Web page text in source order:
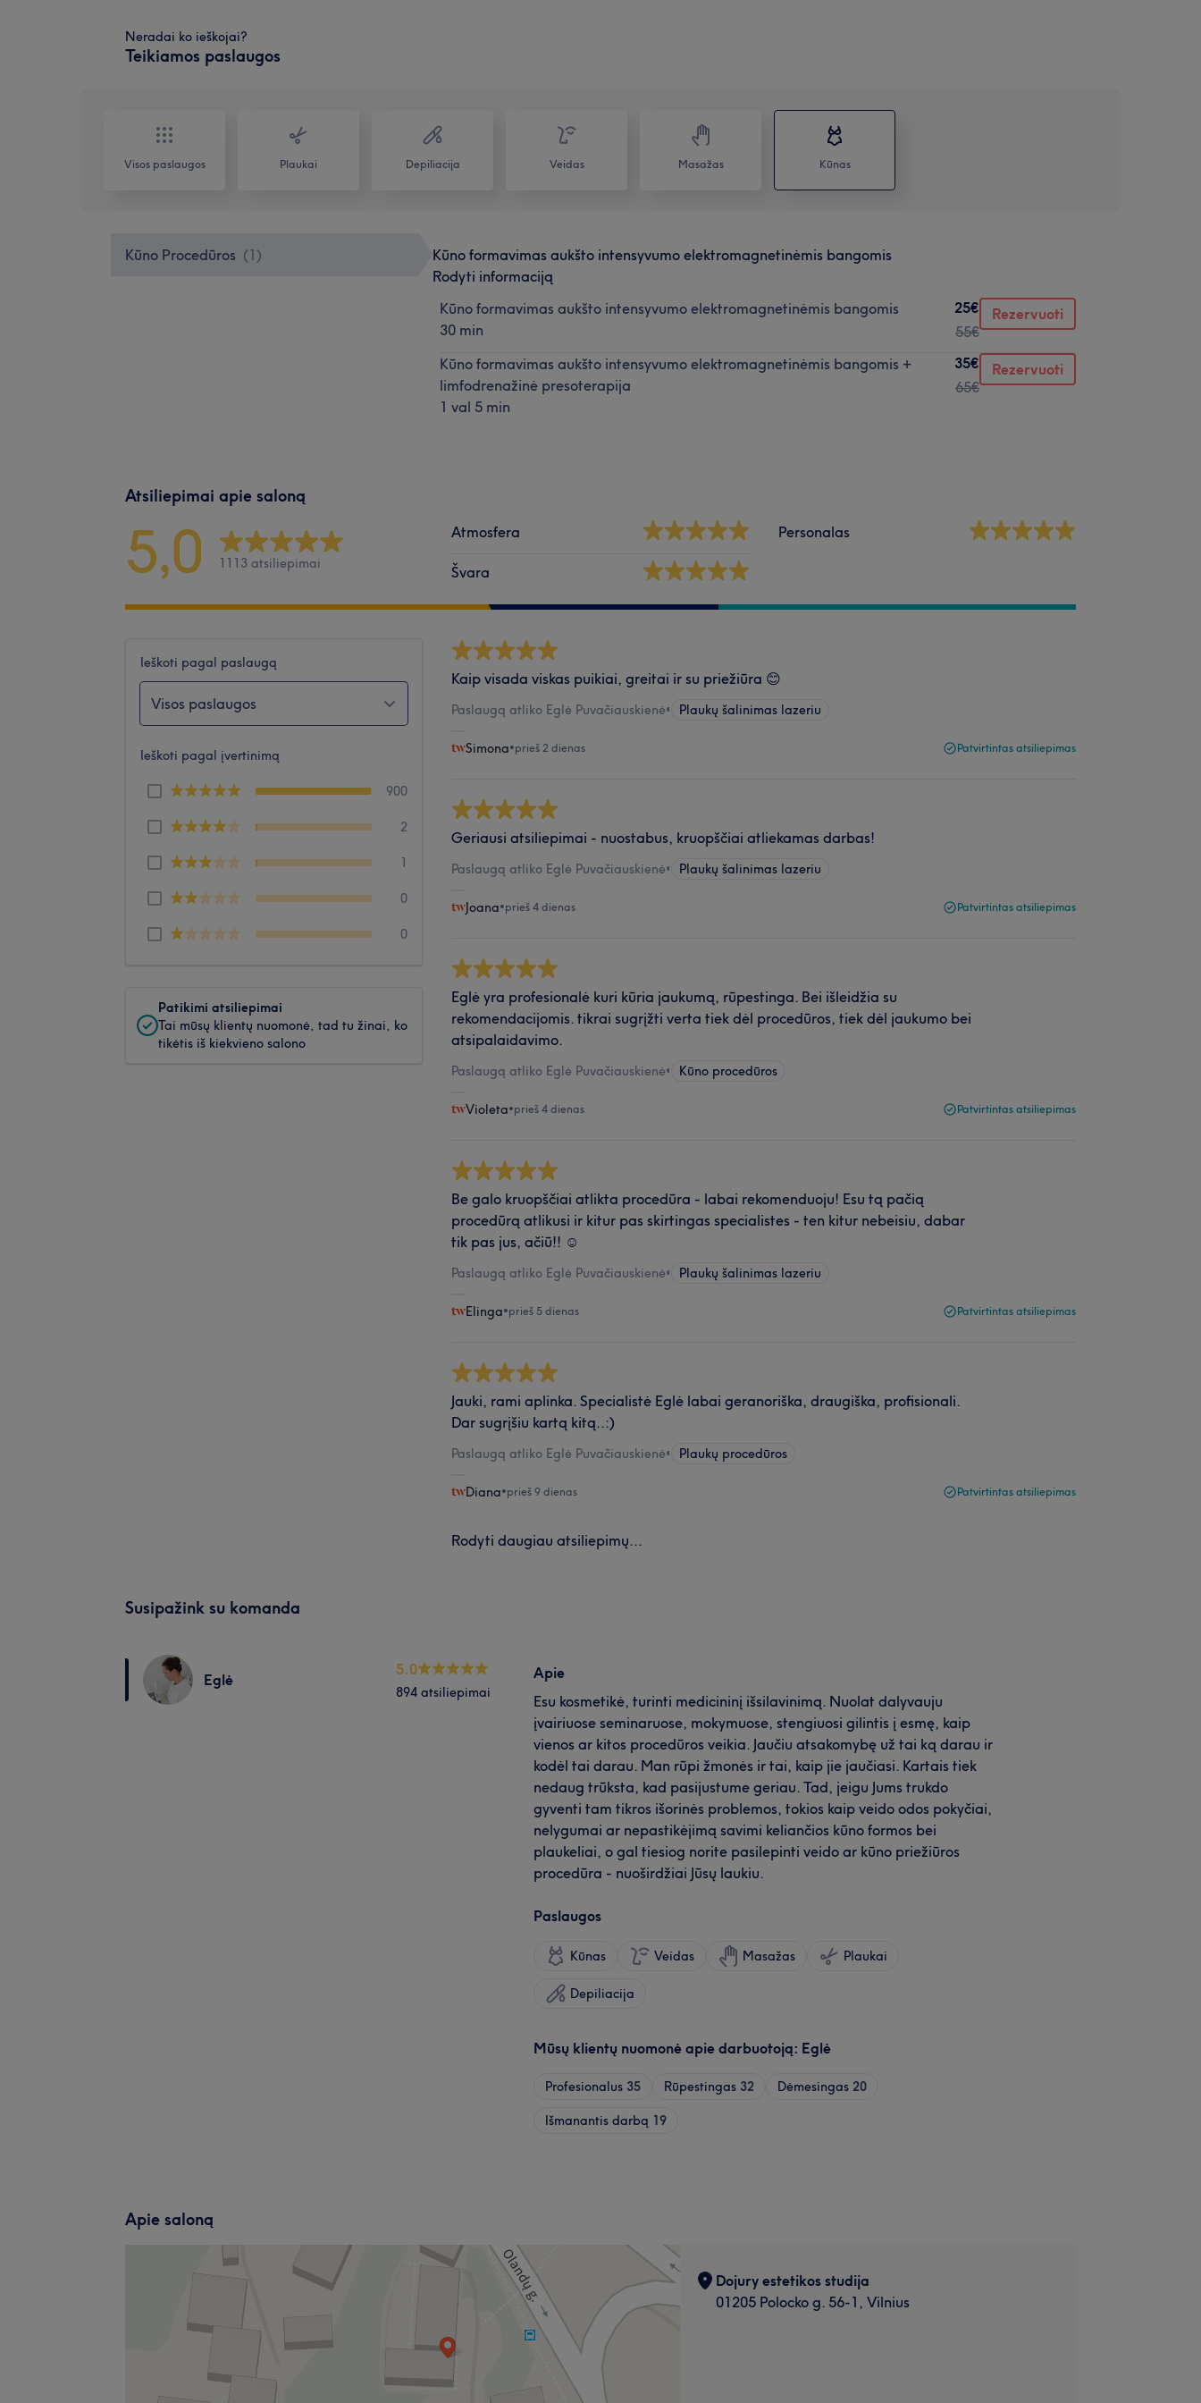
Neradai ko ieškojai?
Teikiamos paslaugos
Visos paslaugos Plaukai Depiliacija Veidas Masažas Kūnas
Kūno Procedūros (1 )
Kūno formavimas aukšto intensyvumo elektromagnetinėmis bangomis
Rodyti informaciją
Kūno formavimas aukšto intensyvumo elektromagnetinėmis bangomis
30 min
25€
55€
Rezervuoti
Kūno formavimas aukšto intensyvumo elektromagnetinėmis bangomis +
limfodrenažinė presoterapija
1 val 5 min
35€
65€
Rezervuoti
Atsiliepimai apie saloną
5,0 1113 atsiliepimai
Atmosfera
Švara
Personalas
Ieškoti pagal paslaugą
Visos paslaugos
Ieškoti pagal įvertinimą
900
2
1
0
0
Patikimi atsiliepimai
Tai mūsų klientų nuomonė, tad tu žinai, ko
tikėtis iš kiekvieno salono
Kaip visada viskas puikiai, greitai ir su priežiūra 😊
Paslaugą atliko Eglė Puvačiauskienė• Plaukų šalinimas lazeriu
Simona•prieš 2 dienas Patvirtintas atsiliepimas
Geriausi atsiliepimai - nuostabus, kruopščiai atliekamas darbas!
Paslaugą atliko Eglė Puvačiauskienė• Plaukų šalinimas lazeriu
Joana•prieš 4 dienas Patvirtintas atsiliepimas
Eglė yra profesionalė kuri kūria jaukumą, rūpestinga. Bei išleidžia su
rekomendacijomis. tikrai sugrįžti verta tiek dėl procedūros, tiek dėl jaukumo bei
atsipalaidavimo.
Paslaugą atliko Eglė Puvačiauskienė• Kūno procedūros
Violeta•prieš 4 dienas Patvirtintas atsiliepimas
Be galo kruopščiai atlikta procedūra - labai rekomenduoju! Esu tą pačią
procedūrą atlikusi ir kitur pas skirtingas specialistes - ten kitur nebeisiu, dabar
tik pas jus, ačiū!! ☺️
Paslaugą atliko Eglė Puvačiauskienė• Plaukų šalinimas lazeriu
Elinga•prieš 5 dienas Patvirtintas atsiliepimas
Jauki, rami aplinka. Specialistė Eglė labai geranoriška, draugiška, profisionali.
Dar sugrįšiu kartą kitą..:)
Paslaugą atliko Eglė Puvačiauskienė• Plaukų procedūros
Diana•prieš 9 dienas Patvirtintas atsiliepimas
Rodyti daugiau atsiliepimų...
Susipažink su komanda
Eglė
5.0
894 atsiliepimai
Apie
Esu kosmetikė, turinti medicininį išsilavinimą. Nuolat dalyvauju
įvairiuose seminaruose, mokymuose, stengiuosi gilintis į esmę, kaip
vienos ar kitos procedūros veikia. Jaučiu atsakomybę už tai ką darau ir
kodėl tai darau. Man rūpi žmonės ir tai, kaip jie jaučiasi. Kartais tiek
nedaug trūksta, kad pasijustume geriau. Tad, jeigu Jums trukdo
gyventi tam tikros išorinės problemos, tokios kaip veido odos pokyčiai,
nelygumai ar nepastikėjimą savimi keliančios kūno formos bei
plaukeliai, o gal tiesiog norite pasilepinti veido ar kūno priežiūros
procedūra - nuoširdžiai Jūsų laukiu.
Paslaugos
Kūnas Veidas Masažas Plaukai
Depiliacija
Mūsų klientų nuomonė apie darbuotoją: Eglė
Profesionalus 35 Rūpestingas 32 Dėmesingas 20
Išmanantis darbą 19
Apie saloną
Dojury estetikos studija
01205 Polocko g. 56-1, Vilnius